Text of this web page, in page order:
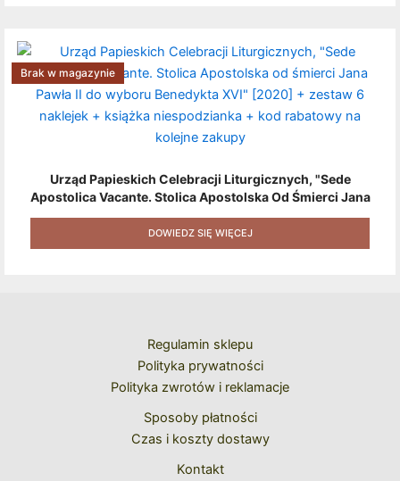
Urząd Papieskich Celebracji Liturgicznych, "Sede
Apostolica Vacante. Stolica Apostolska Od Śmierci Jana
Pawła II Do Wyboru Benedykta XVI" [2020] + Zestaw 6
Naklejek + Książka Niespodzianka + Kod Rabatowy Na
Kolejne Zakupy
Brak w magazynie
DOWIEDZ SIĘ WIĘCEJ
Regulamin sklepu
Polityka prywatności
Polityka zwrotów i reklamacje
Sposoby płatności
Czas i koszty dostawy
Kontakt